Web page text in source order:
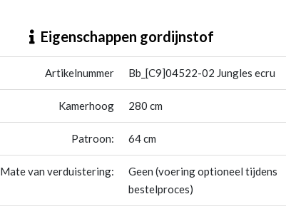
Eigenschappen gordijnstof
Artikelnummer Bb_[C9]04522-02 Jungles ecru
Kamerhoog 280 cm
Patroon: 64 cm
Mate van verduistering:
Geen (voering optioneel tijdens
bestelproces)